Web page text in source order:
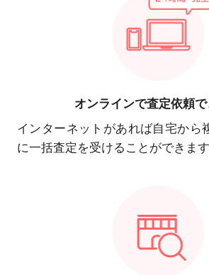
オンラインで査定依頼で
インターネットがあれば自宅から
に一括査定を受けることができます